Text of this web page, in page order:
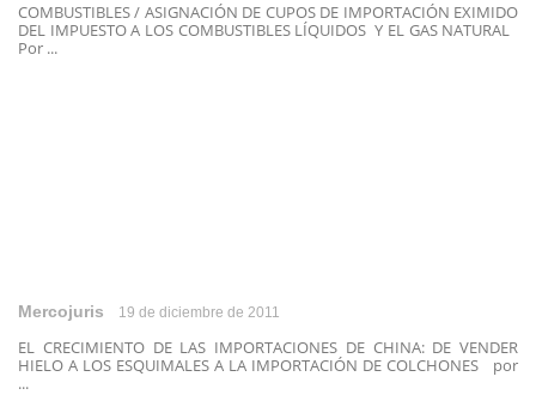
COMBUSTIBLES / ASIGNACIÓN DE CUPOS DE IMPORTACIÓN EXIMIDO
DEL IMPUESTO A LOS COMBUSTIBLES LÍQUIDOS Y EL GAS NATURAL
Por ...
Mercojuris 19 de diciembre de 2011
EL CRECIMIENTO DE LAS IMPORTACIONES DE CHINA: DE VENDER
HIELO A LOS ESQUIMALES A LA IMPORTACIÓN DE COLCHONES por
...